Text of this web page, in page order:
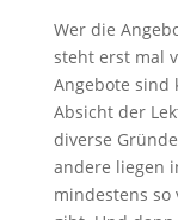
Wer die
steht erst mal
Angebote sind
Absicht der
diverse
andere liegen
mindestens so